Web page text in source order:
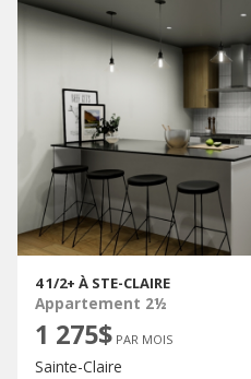
4 1/2+ À STE-CLAIRE
Appartement 2½
1 275$ PAR MOIS
Sainte-Claire